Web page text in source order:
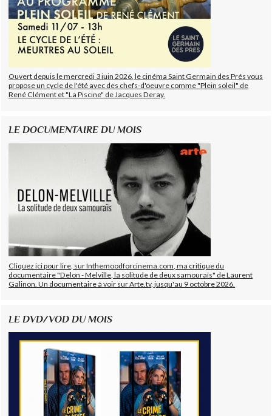
Ouvert depuis le mercredi 3 juin 2026, le cinéma Saint Germain des Prés vous
propose un cycle de l'été avec des chefs-d'oeuvre comme "Plein soleil" de
René Clément et "La Piscine" de Jacques Deray.
LE DOCUMENTAIRE DU MOIS
Cliquez ici pour lire, sur Inthemoodforcinema.com, ma critique du
documentaire "Delon - Melville, la solitude de deux samouraïs" de Laurent
Galinon. Un documentaire à voir sur Arte.tv, jusqu'au 9 octobre 2026.
LE DVD/VOD DU MOIS